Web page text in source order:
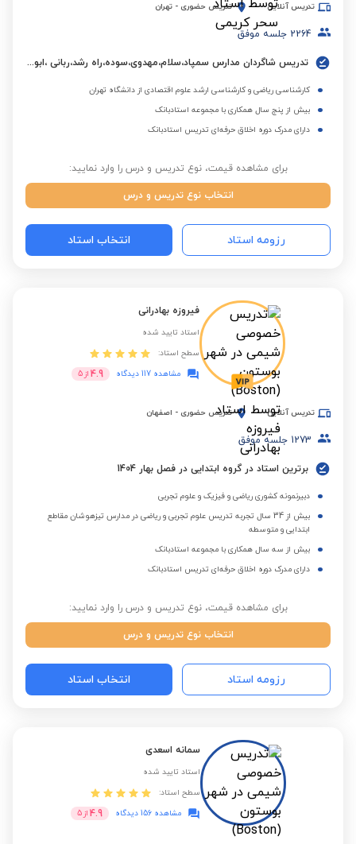
تدریس آنلاین تدریس حضوری - تهران
2264 جلسه موفق
تدریس شاگردان مدارس سمپاد،سلام،مهدوی،سوده،راه رشد،ربانی ،ابوعلی سینا،البرز و مدارس بین المللی.
کارشناسی ریاضی و کارشناسی ارشد علوم اقتصادی از دانشگاه تهران
بیش از پنج سال همکاری با مجموعه استادبانک
دارای مدرک دوره اخلاق حرفه‌ای تدریس استادبانک
برای مشاهده قیمت، نوع تدریس و درس را وارد نمایید:
انتخاب نوع تدریس و درس
رزومه استاد انتخاب استاد
فیروزه بهادرانی
استاد تایید شده
سطح استاد:
مشاهده 117 دیدگاه
4.9 از 5
تدریس آنلاین تدریس حضوری - اصفهان
1273 جلسه موفق
برترین استاد در گروه ابتدایی در فصل بهار 1404
دبیرنمونه کشوری ریاضی و فیزیک و علوم تجربی
بیش از 34 سال تجربه تدریس علوم تجربی و ریاضی در مدارس تیزهوشان مقاطع
ابتدایی و متوسطه
بیش از سه سال همکاری با مجموعه استادبانک
دارای مدرک دوره اخلاق حرفه‌ای تدریس استادبانک
برای مشاهده قیمت، نوع تدریس و درس را وارد نمایید:
انتخاب نوع تدریس و درس
رزومه استاد انتخاب استاد
سمانه اسعدی
استاد تایید شده
سطح استاد:
مشاهده 156 دیدگاه
4.9 از 5